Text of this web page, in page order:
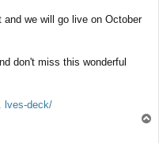
and we will go live on October
don't miss this wonderful
lves-deck/